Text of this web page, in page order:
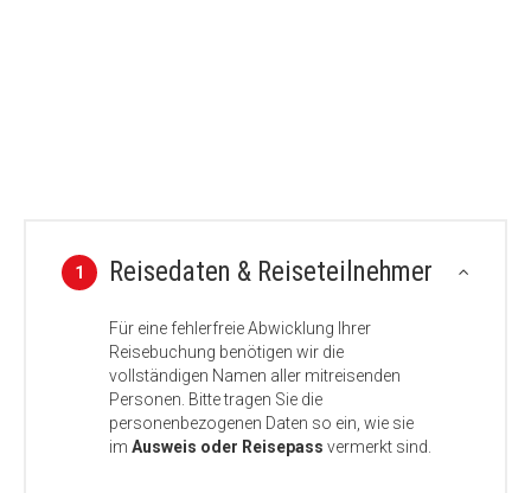
1 Reisedaten & Reiseteilnehmer
Für eine fehlerfreie Abwicklung Ihrer
Reisebuchung benötigen wir die
vollständigen Namen aller mitreisenden
Personen. Bitte tragen Sie die
personenbezogenen Daten so ein, wie sie
im Ausweis oder Reisepass vermerkt sind.